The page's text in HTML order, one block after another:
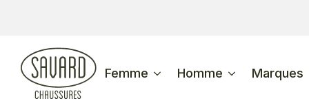
Femme Homme Marques